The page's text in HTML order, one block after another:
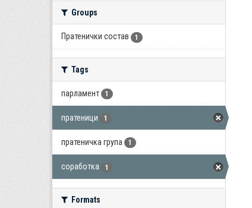
Groups
Пратенички состав 1
Tags
парламент 1
пратеници 1
пратеничка група 1
соработка 1
Formats